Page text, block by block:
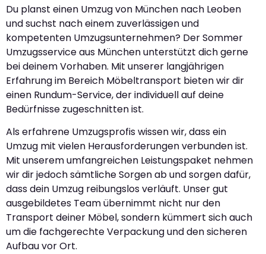
Du planst einen Umzug von München nach Leoben
und suchst nach einem zuverlässigen und
kompetenten Umzugsunternehmen? Der Sommer
Umzugsservice aus München unterstützt dich gerne
bei deinem Vorhaben. Mit unserer langjährigen
Erfahrung im Bereich Möbeltransport bieten wir dir
einen Rundum-Service, der individuell auf deine
Bedürfnisse zugeschnitten ist.
Als erfahrene Umzugsprofis wissen wir, dass ein
Umzug mit vielen Herausforderungen verbunden ist.
Mit unserem umfangreichen Leistungspaket nehmen
wir dir jedoch sämtliche Sorgen ab und sorgen dafür,
dass dein Umzug reibungslos verläuft. Unser gut
ausgebildetes Team übernimmt nicht nur den
Transport deiner Möbel, sondern kümmert sich auch
um die fachgerechte Verpackung und den sicheren
Aufbau vor Ort.